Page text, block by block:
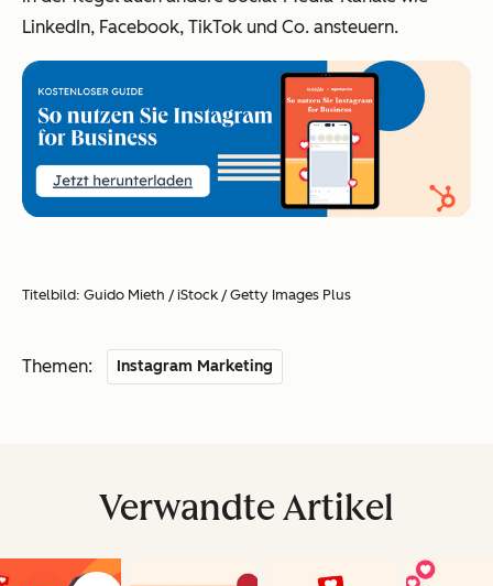
LinkedIn, Facebook, TikTok und Co. ansteuern.
Titelbild: Guido Mieth / iStock / Getty Images Plus
Themen: Instagram Marketing
Verwandte Artikel